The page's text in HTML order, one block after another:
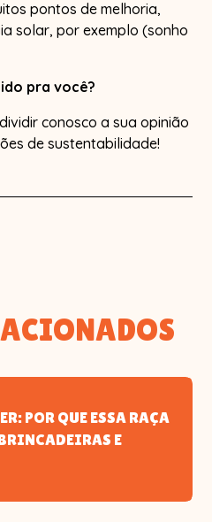
pontos de melhoria,
solar, por exemplo (sonho
pra você?
conosco a sua opinião
de sustentabilidade!
POR QUE ESSA RAÇA
E